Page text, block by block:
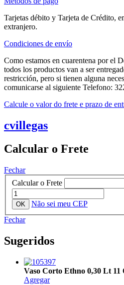
Tarjetas débito y Tarjeta de Crédito,
extranjero.
Condiciones de envío
Como estamos en cuarentena por el
todos los productos van a ser
restricción, pero si tienen alguna
comunicarse al siguiente Telefono:
Calcule o valor do frete e prazo de
cvillegas
Calcular o Frete
Fechar
Calcular o Frete
Não sei meu CEP
Fechar
Sugeridos
Vaso Corto Ethno 0,30 Lt 11
Agregar